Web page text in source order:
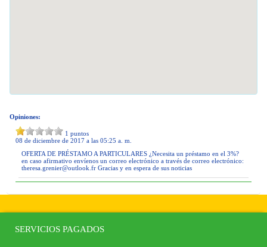
Opiniones:
1 puntos
08 de diciembre de 2017 a las 05:25 a. m.
OFERTA DE PRÉSTAMO A PARTICULARES ¿Necesita un préstamo en el 3%?
en caso afirmativo envíenos un correo electrónico a través de correo electrónico:
theresa.grenier@outlook.fr Gracias y en espera de sus noticias
SERVICIOS PAGADOS